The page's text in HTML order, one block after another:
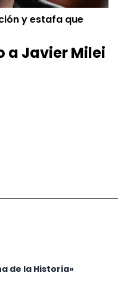
y estafa que
a Javier Milei
de la Historia»